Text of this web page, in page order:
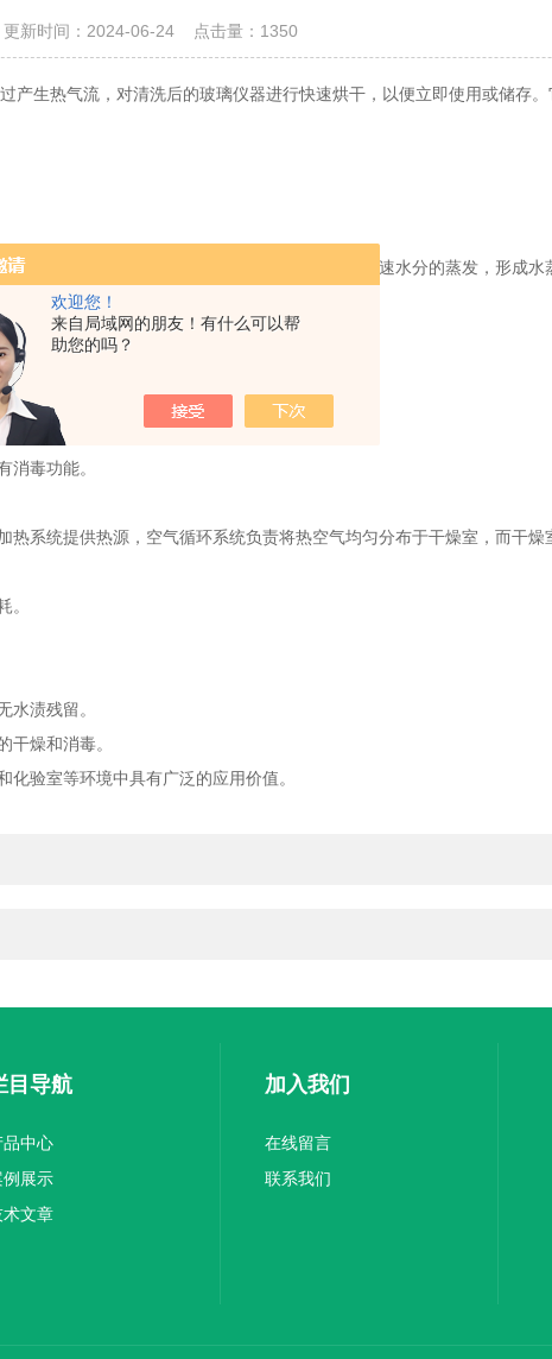
欢迎您！
来自局域网的朋友！有什么可以帮
助您的吗？
新时间：2024-06-24 点击量： 1350
热气流，对清洗后的玻璃仪器进行快速烘干，以便立即使用或储存。
制品表面。在与玻璃表面接触时，热空气会加速水分的蒸发，形成水
器皿等物品中的水分迅速蒸发，实现快速干燥。
燥。
温度损害。
消毒功能。
统提供热源，空气循环系统负责将热空气均匀分布于干燥室，而干燥
。
水渍残留。
干燥和消毒。
验室等环境中具有广泛的应用价值。
目导航
品中心
例展示
术文章
加入我们
在线留言
联系我们